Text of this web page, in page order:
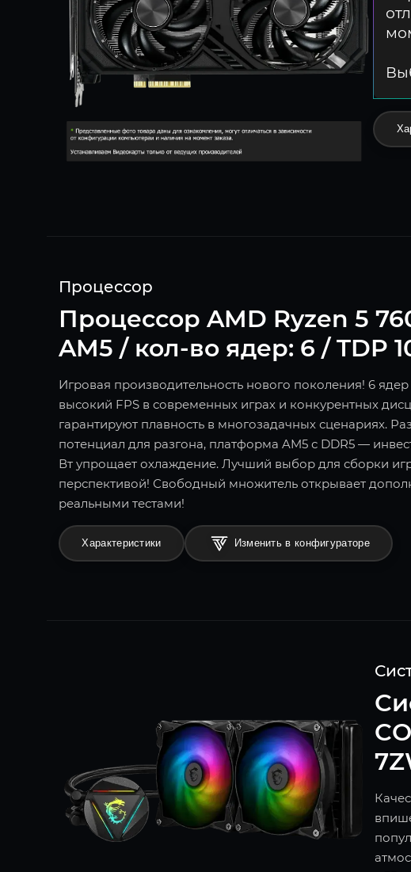
Процессор
Процессор AMD Ryzen 5
AM5 / кол-во ядер: 6 / TDP
Игровая производительность нового поколения! 6
высокий FPS в современных играх и конкурентных
гарантируют плавность в многозадачных сценариях.
потенциал для разгона, платформа AM5 с DDR5 —
Вт упрощает охлаждение. Лучший выбор для сборки
перспективой! Свободный множитель открывает
реальными тестами!
Характеристики Изменить в конфигураторе